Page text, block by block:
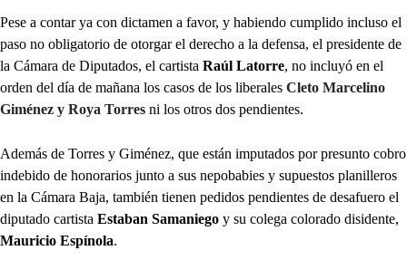
Pese a contar ya con dictamen a favor, y habiendo cumplido incluso el
paso no obligatorio de otorgar el derecho a la defensa, el presidente de
la Cámara de Diputados, el cartista Raúl Latorre, no incluyó en el
orden del día de mañana los casos de los liberales Cleto Marcelino
Giménez y Roya Torres ni los otros dos pendientes.
Además de Torres y Giménez, que están imputados por presunto cobro
indebido de honorarios junto a sus nepobabies y supuestos planilleros
en la Cámara Baja, también tienen pedidos pendientes de desafuero el
diputado cartista Estaban Samaniego y su colega colorado disidente,
Mauricio Espínola.